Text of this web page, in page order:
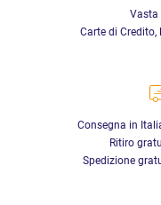
Vasta
Carte di Credito,
Consegna in
Ritiro
Spedizione